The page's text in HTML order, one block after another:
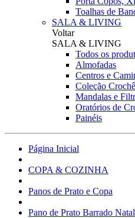
Toalhas de
SALA & LIVING
Voltar
SALA & LIVING
Todos os
Almofadas
Centros e
Coleção
Mandalas e
Oratórios de
Painéis
Página Inicial
COPA & COZINHA
Panos de Prato e Copa
Pano de Prato Barrado